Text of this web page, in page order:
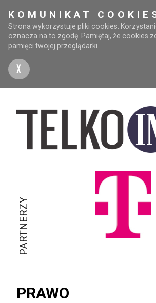
KOMUNIKAT
Strona wykorzystuje pliki cookies.
oznacza na to zgodę. Pamiętaj, że cookies
pamięci twojej przeglądarki.
X
PARTNERZY
PRAWO